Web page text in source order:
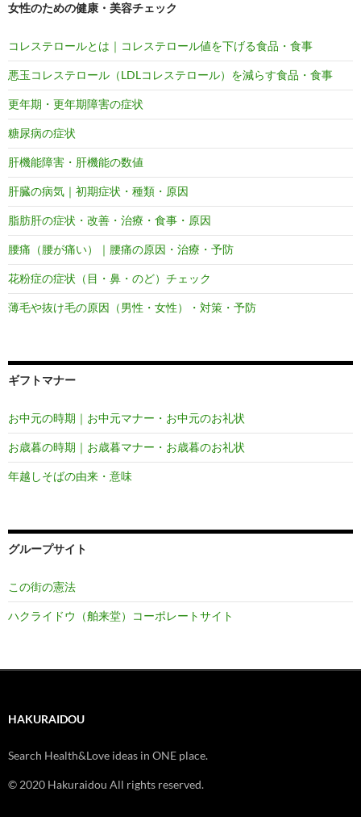
女性のための健康・美容チェック
コレステロールとは｜コレステロール値を下げる食品・食事
悪玉コレステロール（LDLコレステロール）を減らす食品・食事
更年期・更年期障害の症状
糖尿病の症状
肝機能障害・肝機能の数値
肝臓の病気｜初期症状・種類・原因
脂肪肝の症状・改善・治療・食事・原因
腰痛（腰が痛い）｜腰痛の原因・治療・予防
花粉症の症状（目・鼻・のど）チェック
薄毛や抜け毛の原因（男性・女性）・対策・予防
ギフトマナー
お中元の時期｜お中元マナー・お中元のお礼状
お歳暮の時期｜お歳暮マナー・お歳暮のお礼状
年越しそばの由来・意味
グループサイト
この街の憲法
ハクライドウ（舶来堂）コーポレートサイト
HAKURAIDOU
Search Health&Love ideas in ONE place.
© 2020 Hakuraidou All rights reserved.